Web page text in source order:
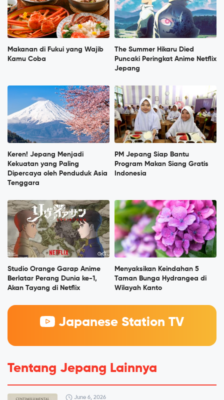
Makanan di Fukui yang Wajib
Kamu Coba
The Summer Hikaru Died
Puncaki Peringkat Anime Netflix
Jepang
Keren! Jepang Menjadi
Kekuatan yang Paling
Dipercaya oleh Penduduk Asia
Tenggara
PM Jepang Siap Bantu
Program Makan Siang Gratis
Indonesia
Studio Orange Garap Anime
Berlatar Perang Dunia ke-1,
Akan Tayang di Netflix
Menyaksikan Keindahan 5
Taman Bunga Hydrangea di
Wilayah Kanto
Japanese Station TV
Tentang Jepang Lainnya
June 6, 2026